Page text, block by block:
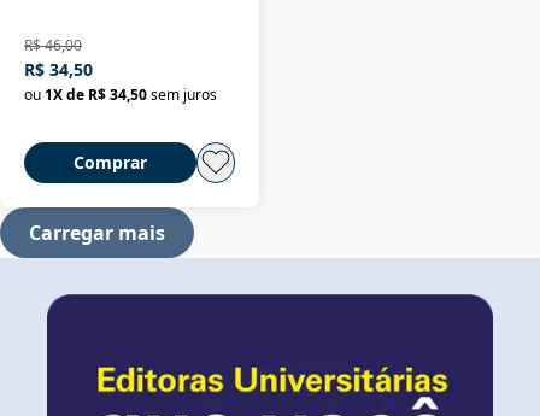
R$ 46,00
R$ 34,50
ou1X de R$ 34,50sem juros
Comprar